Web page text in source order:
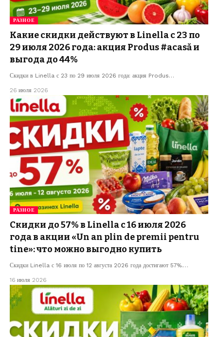
РАЗНОЕ
Какие скидки действуют в Linella с 23 по
29 июля 2026 года: акция Produs #acasă и
выгода до 44%
Скидки в Linella с 23 по 29 июля 2026 года: акция Produs…
26 июля 2026
РАЗНОЕ
Скидки до 57% в Linella с 16 июля 2026
года в акции «Un an plin de premii pentru
tine»: что можно выгодно купить
Скидки Linella с 16 июля по 12 августа 2026 года достигают 57%.…
16 июля 2026